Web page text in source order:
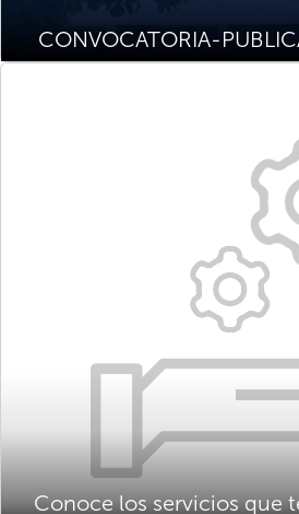
CONVOCATORIA-
Conoce los servicios que